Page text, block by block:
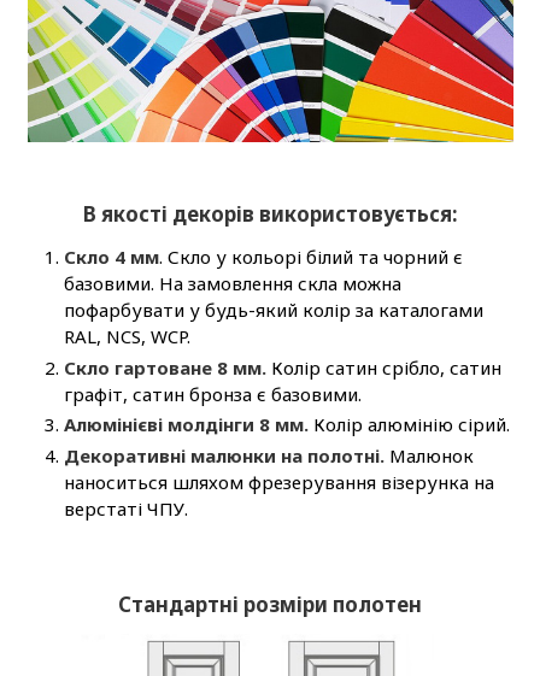
В якості декорів використовується:
Скло 4 мм. Скло у кольорі білий та чорний є
базовими. На замовлення скла можна
пофарбувати у будь-який колір за каталогами
RAL, NCS, WCP.
Скло гартоване 8 мм.Колір сатин срібло, сатин
графіт, сатин бронза є базовими.
Алюмінієві молдінги 8 мм.Колір алюмінію сірий.
Декоративні малюнки на полотні.Малюнок
наноситься шляхом фрезерування візерунка на
верстаті ЧПУ.
Стандартні розміри полотен